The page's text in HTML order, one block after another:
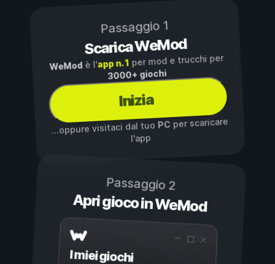
Passaggio 1
Scarica WeMod
WeMod è l'app n. 1per mod e trucchi per
3000+ giochi
Inizia
...oppure visitaci dal tuoPC per scaricare
l'app
Passaggio 2
Apri gioco in WeMod
I miei giochi